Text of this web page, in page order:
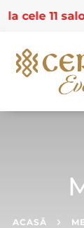
11 saloane
ACASĂ